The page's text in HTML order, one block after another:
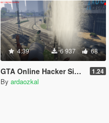
4.39 6 937 68
GTA Online Hacker Simulator [Parody Mod] 1.24
By ardaozkal